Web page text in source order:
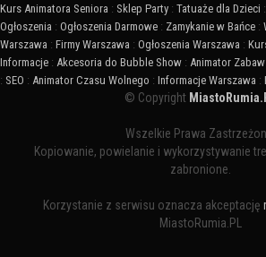
Kurs Animatora Seniora : Sklep Party : Tatuaże dla Dzieci :
Ogłoszenia : Ogłoszenia Darmowe : Zamykanie w Bańce :
Warszawa : Firmy Warszawa : Ogłoszenia Warszawa :
Informacje : Akcesoria do Bubble Show : Animator Zabaw
: SEO : Animator Czasu Wolnego : Informacje Warszawa :
© Copyright
Wszelkie Prawa
Kopiowanie, powielanie i wykorzystywanie
zabronione.
Korzystanie z serwisu oznacza akceptację
MiastoRumia.PL